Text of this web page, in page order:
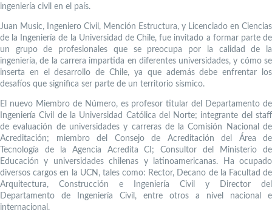
ingeniería civil en el país.
Juan Music, Ingeniero Civil, Mención Estructura, y Licenciado en Ciencias
de la Ingeniería de la Universidad de Chile, fue invitado a formar parte de
un grupo de profesionales que se preocupa por la calidad de la
ingeniería, de la carrera impartida en diferentes universidades, y cómo se
inserta en el desarrollo de Chile, ya que además debe enfrentar los
desafíos que significa ser parte de un territorio sísmico.
El nuevo Miembro de Número, es profesor titular del Departamento de
Ingeniería Civil de la Universidad Católica del Norte; integrante del staff
de evaluación de universidades y carreras de la Comisión Nacional de
Acreditación; miembro del Consejo de Acreditación del Área de
Tecnología de la Agencia Acredita CI; Consultor del Ministerio de
Educación y universidades chilenas y latinoamericanas. Ha ocupado
diversos cargos en la UCN, tales como: Rector, Decano de la Facultad de
Arquitectura, Construcción e Ingeniería Civil y Director del
Departamento de Ingeniería Civil, entre otros a nivel nacional e
internacional.